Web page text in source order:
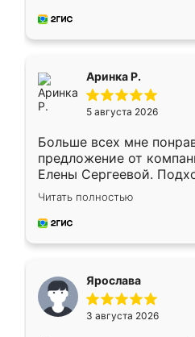
за день, ребята
Аринка Р.
5 августа 2026
Больше всех мне
предложение от
Елены Сергеевой.
короткие сроки
для замера сотрудник
предложил по моему
Читать полностью
Ярослава
3 августа 2026